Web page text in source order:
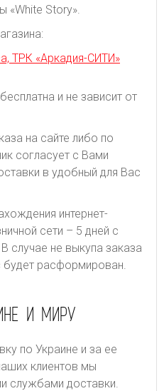
«White Story».
ТРК «Аркадия-СИТИ»
и не зависит от
на сайте либо по
согласует с Вами
в удобный для Вас
интернет-
сети – 5 дней с
случае не выкупа заказа
будет расформирован.
И МИРУ
по Украине и за ее
клиентов мы
службами доставки.